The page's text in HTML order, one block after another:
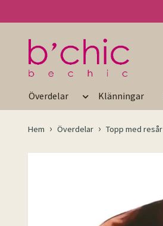
Överdelar Klänningar
Hem Överdelar Topp med resår